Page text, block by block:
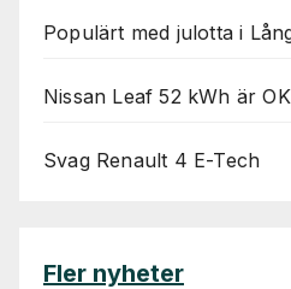
Populärt med julotta i
Nissan Leaf 52 kWh är OK
Svag Renault 4 E-Tech
Fler nyheter